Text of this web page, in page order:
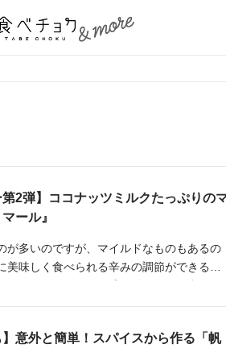
第2弾】ココナッツミルクたっぷりの
ール』
が多いのですが、マイルドなものもあるの
味しく食べられる辛みの調節ができるカ
パリップ』、さっぱりと食べられるゴーヤ
】意外と簡単！スパイスから作る「帆